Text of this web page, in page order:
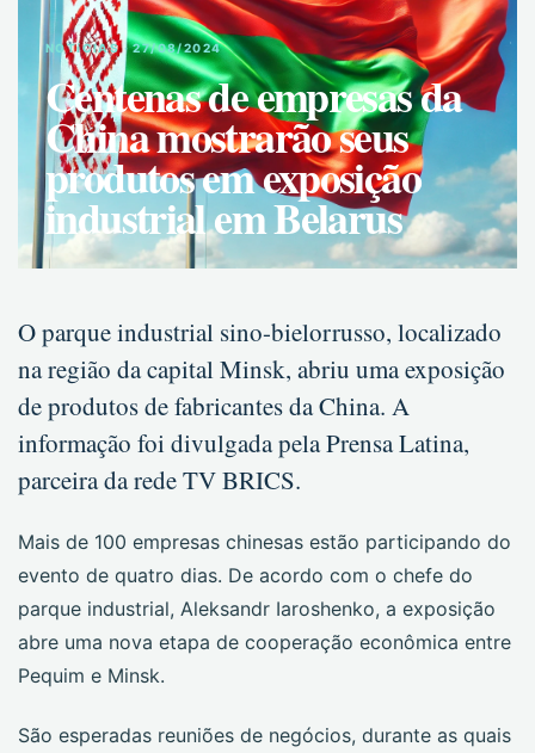
NOTíCIAS · 27/08/2024
Centenas de empresas da
China mostrarão seus
produtos em exposição
industrial em Belarus
O parque industrial sino-bielorrusso, localizado
na região da capital Minsk, abriu uma exposição
de produtos de fabricantes da China. A
informação foi divulgada pela Prensa Latina,
parceira da rede TV BRICS.
Mais de 100 empresas chinesas estão participando do
evento de quatro dias. De acordo com o chefe do
parque industrial, Aleksandr Iaroshenko, a exposição
abre uma nova etapa de cooperação econômica entre
Pequim e Minsk.
São esperadas reuniões de negócios, durante as quais